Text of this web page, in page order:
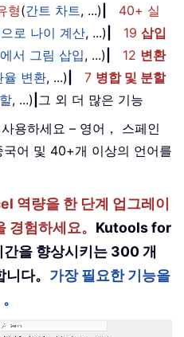
형(간트 차트, ...)
40+ 실
로 나이 계산, ...) 19 삽입
서 그림 삽입, ...) 12 변환
율 변환, ...) 7 병합 및 분할
, ...) 그 외 더 많은 기능
용하세요 – 영어， 스페인
어 및 40+개 이상의 언어를
역량을 한 단계 업그레이
경험하세요。 Kutools for
을 향상시키는 300 개
다。 가장 필요한 기능을